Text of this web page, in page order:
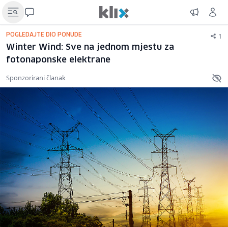
POGLEDAJTE DIO PONUDE 1
Winter Wind: Sve na jednom mjestu za
fotonaponske elektrane
Sponzorirani članak